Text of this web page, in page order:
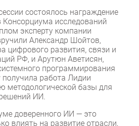
состоялось награждение
Консорциума исследований
эксперту компании
Александр Шойтов,
цифрового развития, связи и
РФ, и Арутюн Аветисян,
программирования
работа Лидии
методологической базы для
ИИ.
доверенного ИИ — это
влиять на развитие отрасли,